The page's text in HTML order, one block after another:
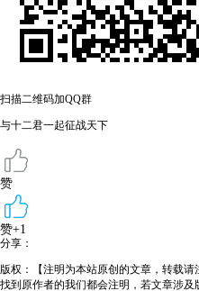
扫描二维码加QQ群
与十二君一起征战天下
赞
赞+1
分享：
版权：【注明为本站原创的文章，转载
找到原作者的我们都会注明，若文章涉及